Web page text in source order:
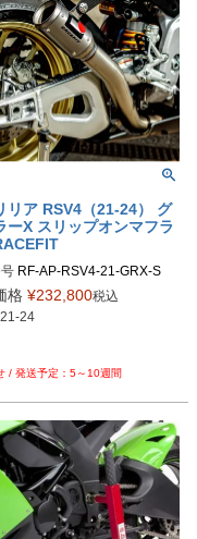
リア RSV4（21-24） グ
ーX スリップオンマフラ
RF-AP-RSV4-21-GRX-S
格 ¥232,800税込
24
5～10週間